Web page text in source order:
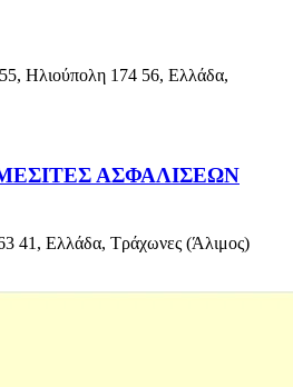
Ηλιούπολη 174 56, Ελλάδα,
ΜΕΣΙΤΕΣ ΑΣΦΑΛΙΣΕΩΝ
41, Ελλάδα, Τράχωνες (Άλιμος)